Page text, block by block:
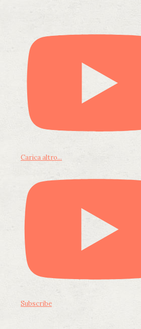
Carica altro...
Subscribe